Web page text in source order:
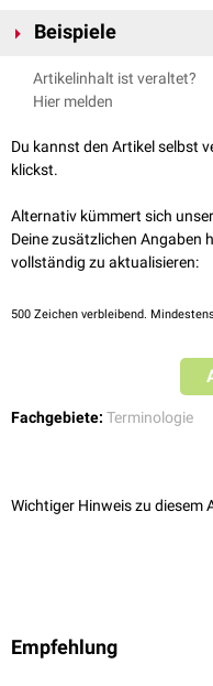
Beispiele
Sakkuläre Phase
Sakkuläres Hirnaneurysma
Artikelinhalt ist veraltet?
Hier melden
Du kannst den Artikel selbst
klickst.
Alternativ kümmert sich
Deine zusätzlichen Angaben
vollständig zu aktualisieren:
500 Zeichen verbleibend.
Fachgebiete: Terminologie
Wichtiger Hinweis zu diesem
Empfehlung